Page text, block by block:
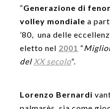
“Generazione di
volley mondiale a
’80, una delle
eletto nel 2001 “
del XX secolo“.
Lorenzo Bernardi